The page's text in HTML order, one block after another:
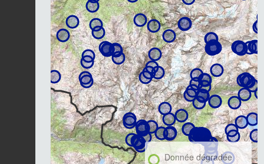
Donnée dégradée